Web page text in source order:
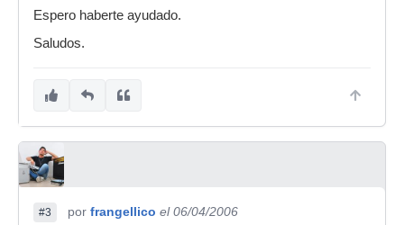
Espero haberte ayudado.
Saludos.
#3 por frangellico el 06/04/2006